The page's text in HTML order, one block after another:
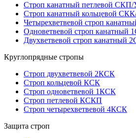
Строп канатный петлевой
Строп канатный кольцевой
Четырехветвевой строп
Одноветвевой строп канатный
Двухветвевой строп канатный
Круглопрядные стропы
Строп двухветвевой 2КСК
Строп кольцевой КСК
Строп одноветвевой 1КСК
Строп петлевой КСКП
Строп четырехветвевой 4КСК
Защита строп